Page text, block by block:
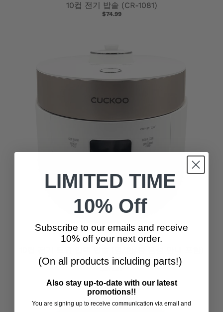
10컵 전기 밥솥 (CR-1081)
$74.99
(CRP-ST1009F)
LIMITED TIME
10% Off
Subscribe to our emails and receive
10% off your next order.
(On all products including parts!)
Also stay up-to-date with our latest
promotions!!
You are signing up to receive communication via email and